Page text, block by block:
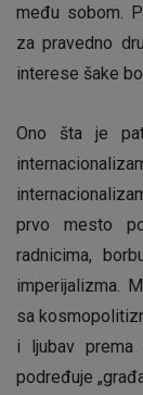
među sobom.
za pravedno
interese šake
Ono šta je
prvo mesto
radnicima,
imperijalizma.
sa
i ljubav
podređuje